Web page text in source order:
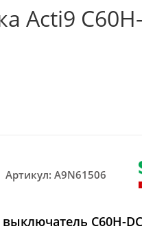
Acti9
Артикул: A9N61506
C60H-